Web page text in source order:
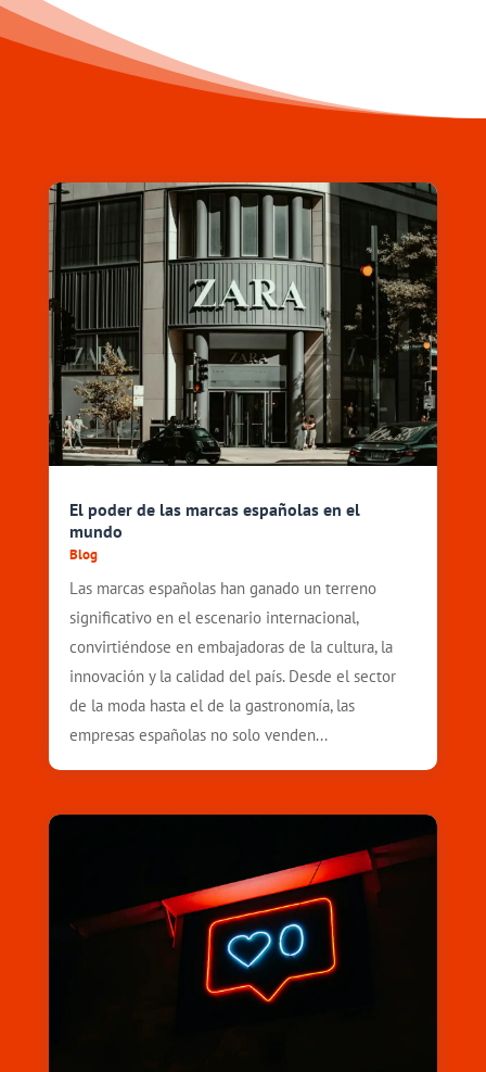
El poder de las marcas españolas en el
mundo
Blog
Las marcas españolas han ganado un terreno
significativo en el escenario internacional,
convirtiéndose en embajadoras de la cultura, la
innovación y la calidad del país. Desde el sector
de la moda hasta el de la gastronomía, las
empresas españolas no solo venden...